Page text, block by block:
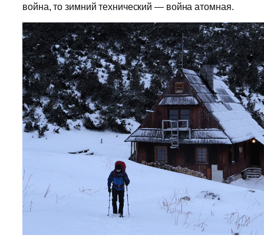
война, то зимний технический — война атомная.